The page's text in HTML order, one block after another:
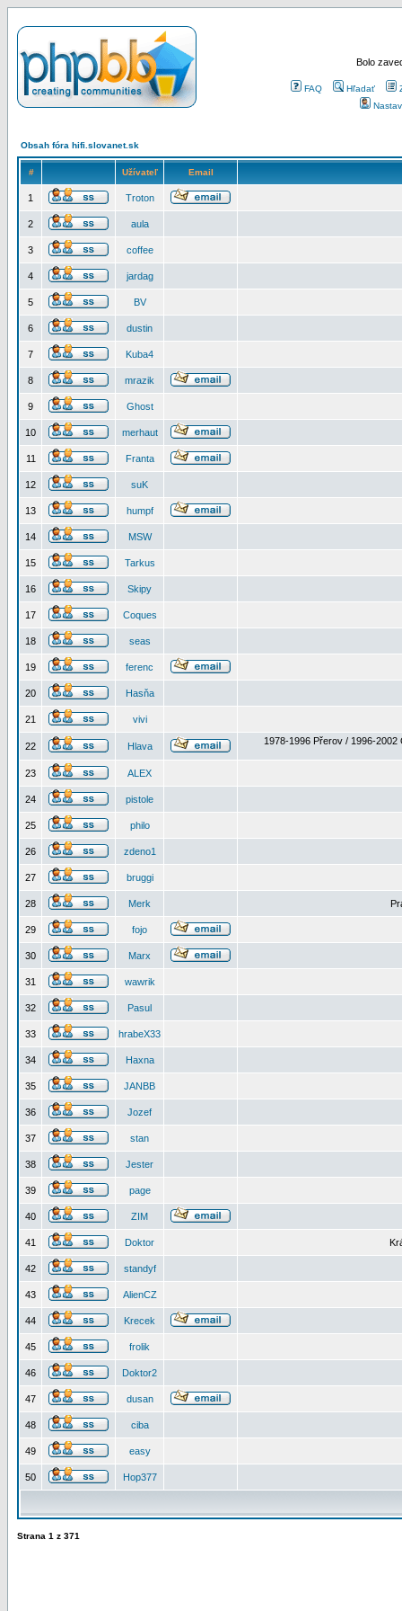
Bolo
FAQ Hľadať
Obsah fóra hifi.slovanet.sk
# Užívateľ Email
1 Troton
2 aula
3 coffee
4 jardag
5 BV
6 dustin
7 Kuba4
8 mrazik
9 Ghost
10 merhaut
11 Franta
12 suK
13 humpf
14 MSW
15 Tarkus
16 Skipy
17 Coques
18 seas
19 ferenc
20 Hasňa
21 vivi
22 Hlava 1978-1996 Přerov / 1996-2002
23 ALEX
24 pistole
25 philo
26 zdeno1
27 bruggi
28 Merk
29 fojo
30 Marx
31 wawrik
32 Pasul
33 hrabeX33
34 Haxna
35 JANBB
36 Jozef
37 stan
38 Jester
39 page
40 ZIM
41 Doktor
42 standyf
43 AlienCZ
44 Krecek
45 frolik
46 Doktor2
47 dusan
48 ciba
49 easy
50 Hop377
Strana 1 z 371